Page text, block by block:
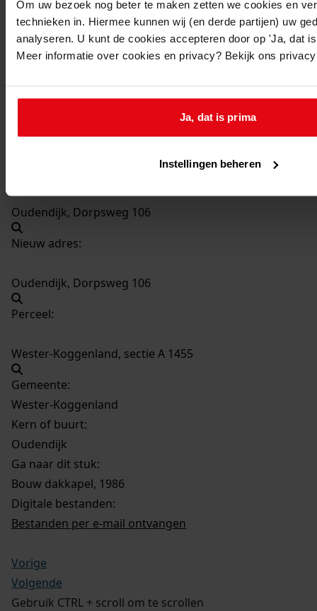
Om uw bezoek nog beter te maken zetten we cookies en
technieken in. Hiermee kunnen wij (en derde partijen) uw
analyseren. U kunt de cookies accepteren door op 'Ja, dat
Meer informatie over cookies en privacy? Bekijk ons
Ja, dat is prima
Instellingen beheren
997Bouw dakkapel, 1986
Datering:
Datum vergunning:
Oudendijk, Dorpsweg 106
Nieuw adres:
Oudendijk, Dorpsweg 106
Perceel:
Wester-Koggenland, sectie A 1455
Gemeente:
Wester-Koggenland
Kern of buurt:
Oudendijk
Ga naar dit stuk:
Bouw dakkapel, 1986
Digitale bestanden:
Bestanden per e-mail ontvangen
Vorige
Volgende
Gebruik CTRL + scroll om te scrollen